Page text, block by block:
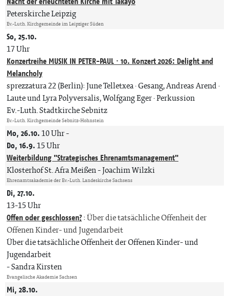
Peterskirche Leipzig
Ev.-Luth. Kirchgemeinde im Leipziger Süden
So, 25.10.
17 Uhr
Konzertreihe MUSIK IN PETER-PAUL · 10. Konzert 2026: Delight and
Melancholy
sprezzatura 22 (Berlin): June Telletxea · Gesang, Andreas Arend ·
Laute und Lyra Polyversalis, Wolfgang Eger · Perkussion
Ev.-Luth. Stadtkirche Sebnitz
Ev.-Luth. Kirchgemeinde Sebnitz-Hohnstein
Mo, 26.10.10 Uhr-
Do, 16.9.15 Uhr
Weiterbildung "Strategisches Ehrenamtsmanagement"
Klosterhof St. Afra Meißen Joachim Wilzki
Ehrenamtsakademie der Ev.-Luth. Landeskirche Sachsens
Di, 27.10.
13-15 Uhr
Offen oder geschlossen?:Über die tatsächliche Offenheit der
Offenen Kinder- und Jugendarbeit
Über die tatsächliche Offenheit der Offenen Kinder- und
Jugendarbeit
Sandra Kirsten
Evangelische Akademie Sachsen
Mi, 28.10.